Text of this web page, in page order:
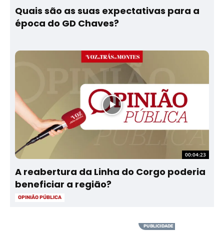
Quais são as suas expectativas para a
época do GD Chaves?
00:04:23
A reabertura da Linha do Corgo poderia
beneficiar a região?
OPINIÃO PÚBLICA